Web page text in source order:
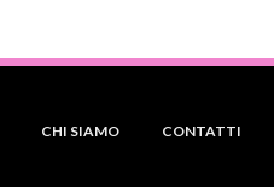
CHI SIAMO CONTATTI